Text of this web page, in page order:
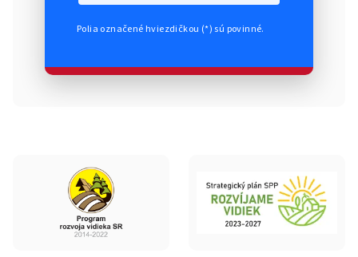
Polia označené hviezdičkou (*) sú povinné.